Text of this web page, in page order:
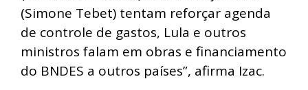
(Simone Tebet) tentam reforçar agenda
de controle de gastos, Lula e outros
ministros falam em obras e financiamento
do BNDES a outros países”, afirma Izac.